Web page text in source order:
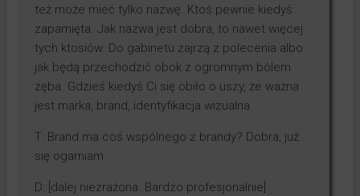
też może mieć tylko nazwę. Ktoś pewnie kiedyś
zapamięta. Jak nazwa jest dobra, to nawet więcej
tych ktosiów. Do gabinetu zajrzą z polecenia albo
jak będą przechodzić obok z ogromnym bólem
zęba. Gdzieś kiedyś Ci się obiło o uszy, że ważna
jest marka, brand, identyfikacja wizualna.
T: Brand ma coś wspólnego z brandy? Dobra, już
się ogarniam.
D: [dalej niezrażona. Bardzo profesjonalnie]